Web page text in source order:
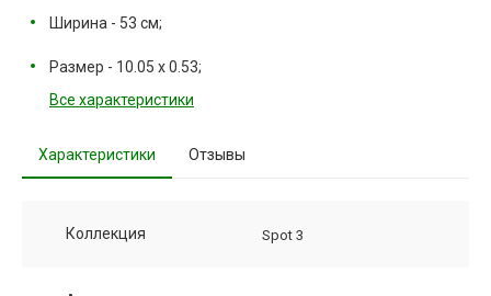
Ширина - 53 см;
Размер - 10.05 х 0.53;
Все характеристики
Характеристики Отзывы
Коллекция Spot 3